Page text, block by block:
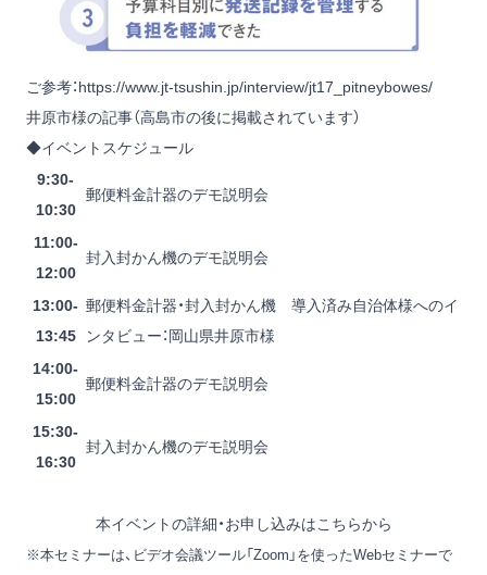
ご参考：https://www.jt-tsushin.jp/interview/jt17_pitneybowes/
井原市様の記事（高島市の後に掲載されています）
◆イベントスケジュール
9:30-
10:30
郵便料金計器のデモ説明会
11:00-
12:00
封入封かん機のデモ説明会
13:00-
13:45
郵便料金計器・封入封かん機 導入済み自治体様へのイ
ンタビュー：岡山県井原市様
14:00-
15:00
郵便料金計器のデモ説明会
15:30-
16:30
封入封かん機のデモ説明会
本イベントの詳細・お申し込みはこちらから
※本セミナーは、ビデオ会議ツール「Zoom」を使ったWebセミナーで